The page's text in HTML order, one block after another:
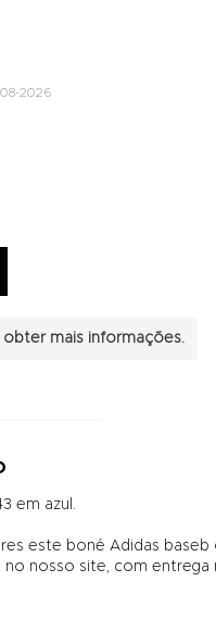
2026
mais informações.
em azul.
este boné Adidas baseb
nosso site, com entrega